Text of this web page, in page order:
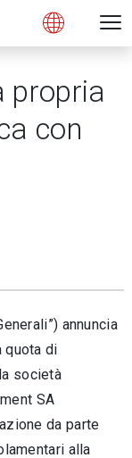
Open
propria
con
annuncia
quota di
società
SA
da parte
alla